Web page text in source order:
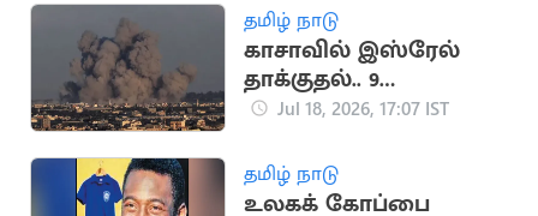
தமிழ் நாடு
காசாவில் இஸ்ரேல்
தாக்குதல்.. 9
பாலஸ்தீனர்கள்
Jul 18, 2026, 17:07 IST
தமிழ் நாடு
உலகக் கோப்பை